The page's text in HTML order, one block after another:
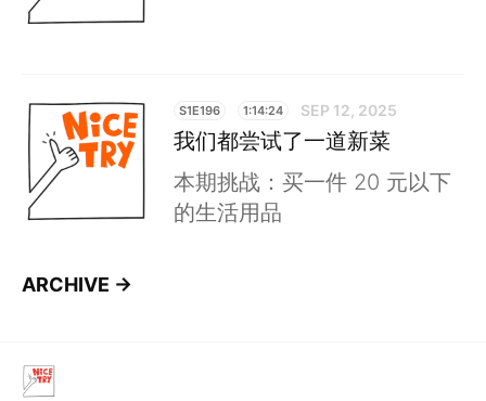
S1E196 1:14:24 SEP 12, 2025
我们都尝试了一道新菜
本期挑战：买一件 20 元以下
的生活用品
ARCHIVE →